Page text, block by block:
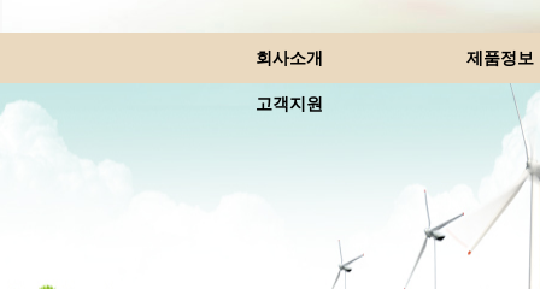
회사소개 제품정보
고객지원